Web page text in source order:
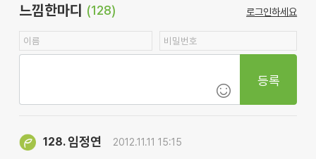
느낌한마디 (128) 로그인하세요
등록
128. 임정연 2012.11.11 15:15